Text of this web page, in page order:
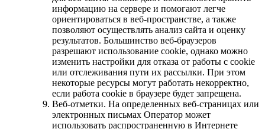
информацию на сервере и помогают легче
ориентироваться в веб-пространстве, а также
позволяют осуществлять анализ сайта и оценку
результатов. Большинство веб-браузеров
разрешают использование cookie, однако можно
изменить настройки для отказа от работы с cookie
или отслеживания пути их рассылки. При этом
некоторые ресурсы могут работать некорректно,
если работа cookie в браузере будет запрещена.
Веб-отметки. На определенных веб-страницах или
электронных письмах Оператор может
использовать распространенную в Интернете